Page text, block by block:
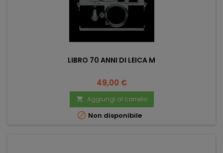
LIBRO 70 ANNI DI LEICA M
Prezzo
49,00 €
 Aggiungi al carrello
 Non disponibile